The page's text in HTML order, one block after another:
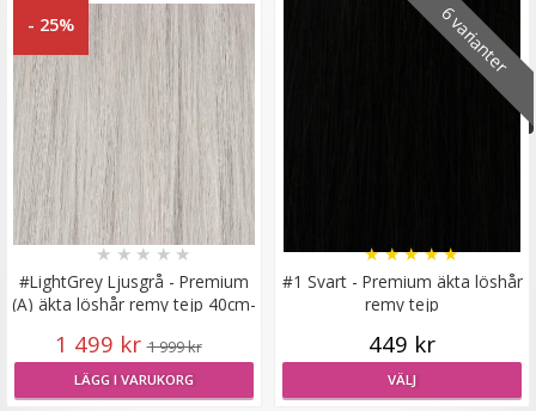
★★
LÄGG I VARUKORG
- 25%
#LightGrey Ljusgrå - Premium
(A) äkta löshår remy tejp 40cm-
★★★★★
1 499 kr 1 999 kr
LÄGG I VARUKORG
6 varianter
#1 Svart - Premium äkta löshår
remy tejp
★★★★★
449 kr
VÄLJ